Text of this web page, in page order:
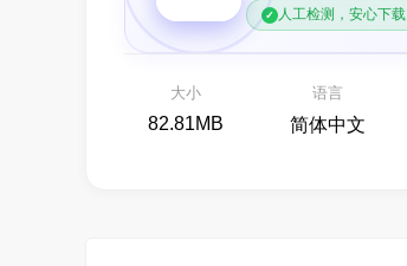
人工检测，安心下载
大小
82.81MB
语言
简体中文